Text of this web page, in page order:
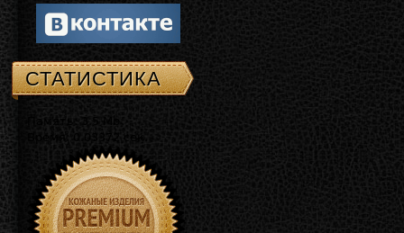
СТАТИСТИКА
Память: 3.5 Mb
Время: 0.03372 сек.